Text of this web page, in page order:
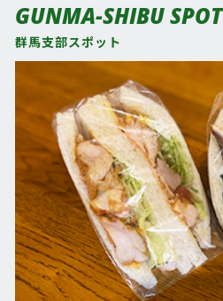
GUNMA-SHIBU SPOT
群馬支部スポット